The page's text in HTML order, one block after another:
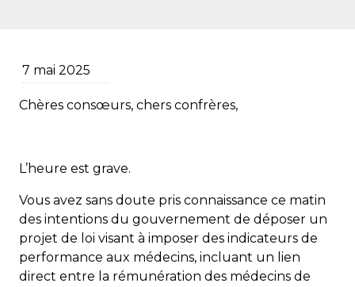
7 mai 2025
Chères consœurs, chers confrères,
L’heure est grave.
Vous avez sans doute pris connaissance ce matin
des intentions du gouvernement de déposer un
projet de loi visant à imposer des indicateurs de
performance aux médecins, incluant un lien
direct entre la rémunération des médecins de